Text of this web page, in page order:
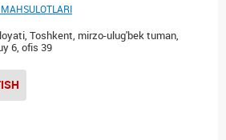
Toshkent, mirzo-ulug'bek tuman,
6, ofis 39